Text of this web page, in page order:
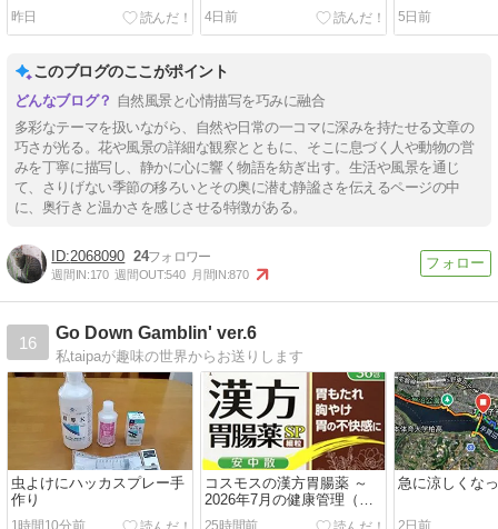
昨日
4日前
5日前
このブログのここがポイント
自然風景と心情描写を巧みに融合
多彩なテーマを扱いながら、自然や日常の一コマに深みを持たせる文章の
巧さが光る。花や風景の詳細な観察とともに、そこに息づく人や動物の営
みを丁寧に描写し、静かに心に響く物語を紡ぎ出す。生活や風景を通じ
て、さりげない季節の移ろいとその奥に潜む静謐さを伝えるページの中
に、奥行きと温かさを感じさせる特徴がある。
2068090 24
週間IN:170 週間OUT:540 月間IN:870
16
Go Down Gamblin' ver.6
私taipaが趣味の世界からお送りします
虫よけにハッカスプレー手
作り
1時間10分前
コスモスの漢方胃腸薬 ～
2026年7月の健康管理（続
き）
25時間前
急に涼しくな
2日前